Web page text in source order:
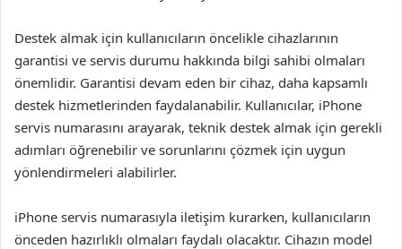
Destek almak için kullanıcıların öncelikle cihazlarının
garantisi ve servis durumu hakkında bilgi sahibi olmaları
önemlidir. Garantisi devam eden bir cihaz, daha kapsamlı
destek hizmetlerinden faydalanabilir. Kullanıcılar, iPhone
servis numarasını arayarak, teknik destek almak için gerekli
adımları öğrenebilir ve sorunlarını çözmek için uygun
yönlendirmeleri alabilirler.
iPhone servis numarasıyla iletişim kurarken, kullanıcıların
önceden hazırlıklı olmaları faydalı olacaktır. Cihazın model